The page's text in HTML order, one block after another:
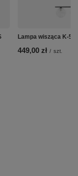
Lampa wisząca K-
449,00 zł / szt.